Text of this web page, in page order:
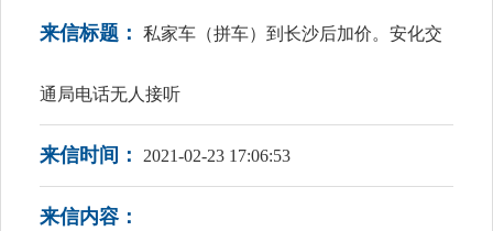
来信标题： 私家车（拼车）到长沙后加价。安化交
通局电话无人接听
来信时间： 2021-02-23 17:06:53
来信内容：